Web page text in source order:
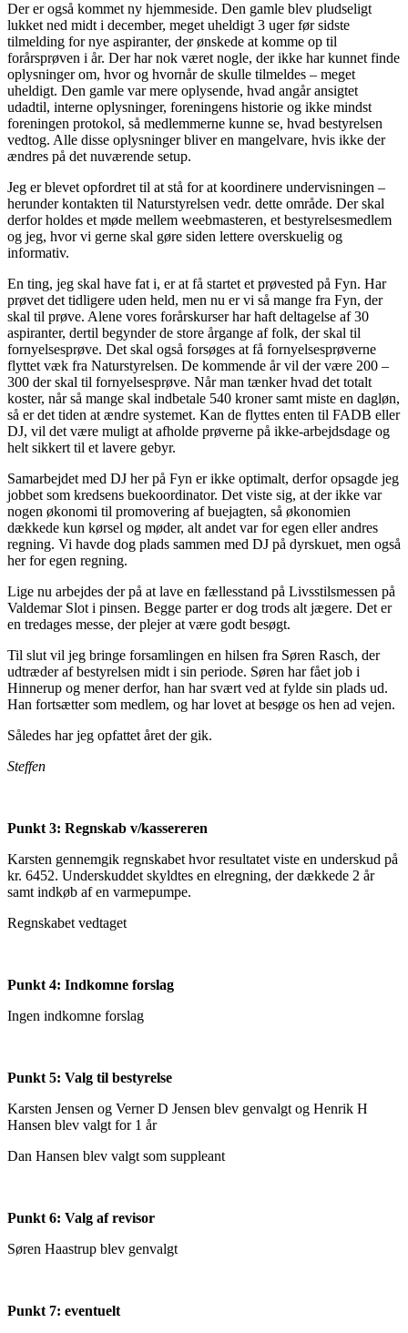
Der er også kommet ny hjemmeside. Den gamle blev pludseligt
lukket ned midt i december, meget uheldigt 3 uger før sidste
tilmelding for nye aspiranter, der ønskede at komme op til
forårsprøven i år. Der har nok været nogle, der ikke har kunnet finde
oplysninger om, hvor og hvornår de skulle tilmeldes – meget
uheldigt. Den gamle var mere oplysende, hvad angår ansigtet
udadtil, interne oplysninger, foreningens historie og ikke mindst
foreningen protokol, så medlemmerne kunne se, hvad bestyrelsen
vedtog. Alle disse oplysninger bliver en mangelvare, hvis ikke der
ændres på det nuværende setup.
Jeg er blevet opfordret til at stå for at koordinere undervisningen –
herunder kontakten til Naturstyrelsen vedr. dette område. Der skal
derfor holdes et møde mellem weebmasteren, et bestyrelsesmedlem
og jeg, hvor vi gerne skal gøre siden lettere overskuelig og
informativ.
En ting, jeg skal have fat i, er at få startet et prøvested på Fyn. Har
prøvet det tidligere uden held, men nu er vi så mange fra Fyn, der
skal til prøve. Alene vores forårskurser har haft deltagelse af 30
aspiranter, dertil begynder de store årgange af folk, der skal til
fornyelsesprøve. Det skal også forsøges at få fornyelsesprøverne
flyttet væk fra Naturstyrelsen. De kommende år vil der være 200 –
300 der skal til fornyelsesprøve. Når man tænker hvad det totalt
koster, når så mange skal indbetale 540 kroner samt miste en dagløn,
så er det tiden at ændre systemet. Kan de flyttes enten til FADB eller
DJ, vil det være muligt at afholde prøverne på ikke-arbejdsdage og
helt sikkert til et lavere gebyr.
Samarbejdet med DJ her på Fyn er ikke optimalt, derfor opsagde jeg
jobbet som kredsens buekoordinator. Det viste sig, at der ikke var
nogen økonomi til promovering af buejagten, så økonomien
dækkede kun kørsel og møder, alt andet var for egen eller andres
regning. Vi havde dog plads sammen med DJ på dyrskuet, men også
her for egen regning.
Lige nu arbejdes der på at lave en fællesstand på Livsstilsmessen på
Valdemar Slot i pinsen. Begge parter er dog trods alt jægere. Det er
en tredages messe, der plejer at være godt besøgt.
Til slut vil jeg bringe forsamlingen en hilsen fra Søren Rasch, der
udtræder af bestyrelsen midt i sin periode. Søren har fået job i
Hinnerup og mener derfor, han har svært ved at fylde sin plads ud.
Han fortsætter som medlem, og har lovet at besøge os hen ad vejen.
Således har jeg opfattet året der gik.
Steffen
Punkt 3: Regnskab v/kassereren
Karsten gennemgik regnskabet hvor resultatet viste en underskud på
kr. 6452. Underskuddet skyldtes en elregning, der dækkede 2 år
samt indkøb af en varmepumpe.
Regnskabet vedtaget
Punkt 4: Indkomne forslag
Ingen indkomne forslag
Punkt 5: Valg til bestyrelse
Karsten Jensen og Verner D Jensen blev genvalgt og Henrik H
Hansen blev valgt for 1 år
Dan Hansen blev valgt som suppleant
Punkt 6: Valg af revisor
Søren Haastrup blev genvalgt
Punkt 7: eventuelt